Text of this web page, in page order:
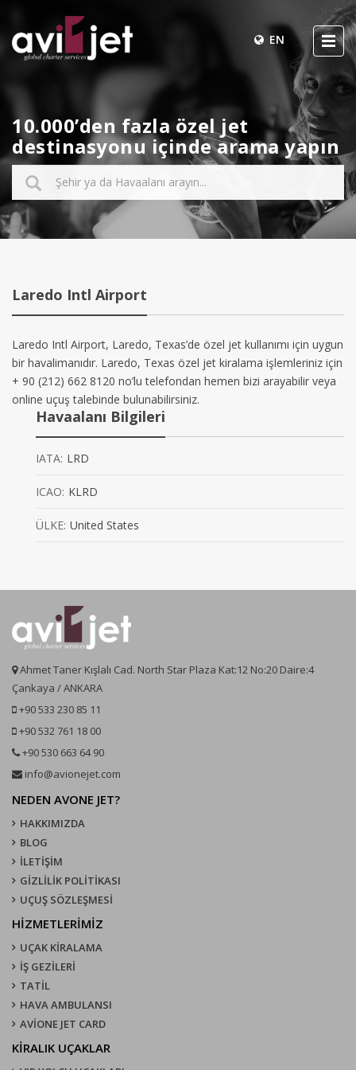
EN
10.000’den fazla özel jet
destinasyonu içinde arama yapın
Laredo Intl Airport
Laredo Intl Airport, Laredo, Texas’de özel jet kullanımı için uygun
bir havalimanıdır. Laredo, Texas özel jet kiralama işlemleriniz için
+ 90 (212) 662 8120 no’lu telefondan hemen bizi arayabilir veya
online uçuş talebinde bulunabilirsiniz.
Havaalanı Bilgileri
IATA: LRD
ICAO: KLRD
ÜLKE: United States
Ahmet Taner Kışlalı Cad. North Star Plaza Kat:12 No:20 Daire:4
Çankaya / ANKARA
+90 533 230 85 11
+90 532 761 18 00
+90 530 663 64 90
info@avionejet.com
NEDEN AVONE JET?
HAKKIMIZDA
BLOG
İLETİŞİM
GİZLİLİK POLİTİKASI
UÇUŞ SÖZLEŞMESI
HİZMETLERİMİZ
UÇAK KIRALAMA
İŞ GEZİLERİ
TATİL
HAVA AMBULANSI
AVİONE JET CARD
KIRALIK UÇAKLAR